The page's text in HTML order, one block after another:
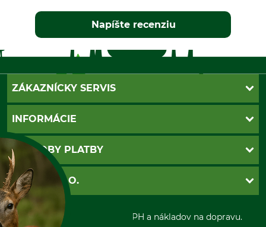
Napíšte recenziu
ZÁKAZNÍCKY SERVIS
Kontakt
Newsletter
Nastavenia súborov cookie
INFORMÁCIE
Povinné údaje
Obchodné podmienky
Ochrana osobnych udajov
Otváracie hodiny
Zrušenie objednávky
SPÔSOBY PLATBY
Dobierka
Platba vopred
Sepa-inkaso
Osobný odber
GRUBE S.R.O.
O nás
Predajňa*Všetky ceny sú vrátane DPH a nákladov na dopravu.